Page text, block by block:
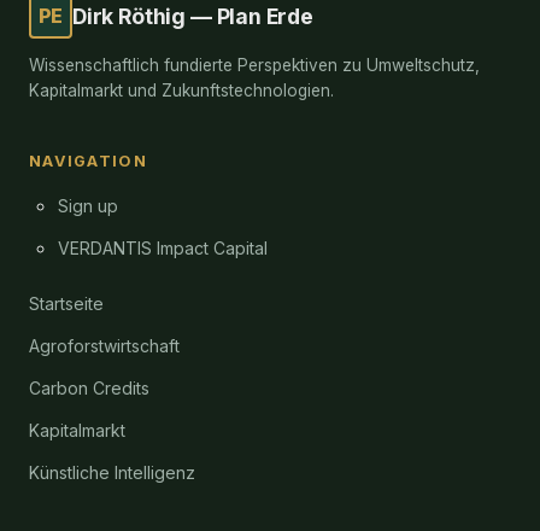
PE Dirk Röthig — Plan Erde
Wissenschaftlich fundierte Perspektiven zu Umweltschutz,
Kapitalmarkt und Zukunftstechnologien.
NAVIGATION
Sign up
VERDANTIS Impact Capital
Startseite
Agroforstwirtschaft
Carbon Credits
Kapitalmarkt
Künstliche Intelligenz